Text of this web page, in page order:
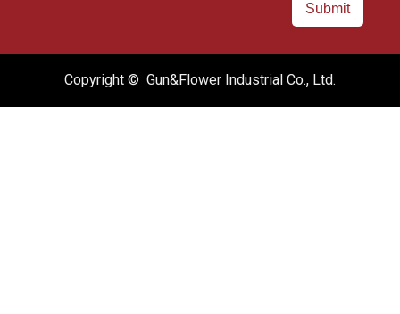
Submit
Copyright © Gun&Flower Industrial Co., Ltd.